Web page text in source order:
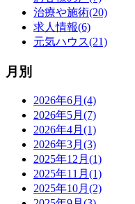
治療や施術(20)
求人情報(6)
元気ハウス(21)
月別
2026年6月(4)
2026年5月(7)
2026年4月(1)
2026年3月(3)
2025年12月(1)
2025年11月(1)
2025年10月(2)